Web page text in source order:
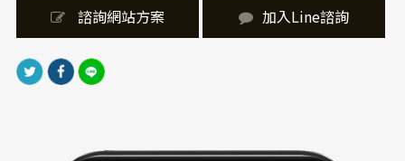
｜網站製作，技術細節
諮詢網站方案 加入Line諮詢